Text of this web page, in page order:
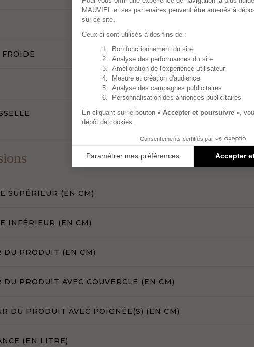
SUPÉRIEUR (EN CM)
INFÉRIEUR (EN CM)
DU PRODUIT (EN CM)
DU PRODUIT AVEC COUVERCLE (EN CM)
DU PRODUIT AVEC POIGNÉE(S) (EN CM)
(EN LITRE)